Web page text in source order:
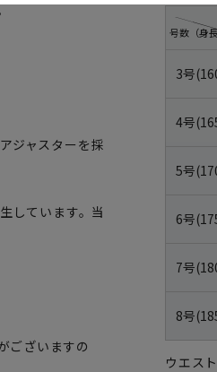
ジャスターを採
しています。当
ございますの
号数（身
3号
4号
5号
6号
7号
8号
ウエス